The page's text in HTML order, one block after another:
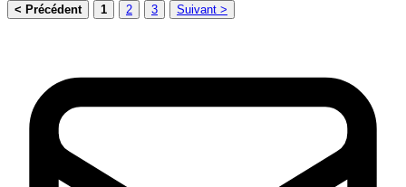
< Précédent 1 2 3 Suivant >